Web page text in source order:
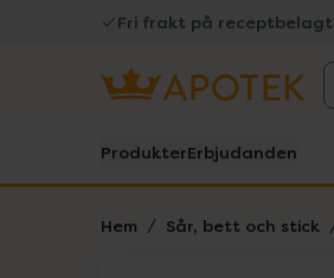
Fri frakt på receptbelagt
ProdukterErbjudanden
Hem Sår, bett och stick